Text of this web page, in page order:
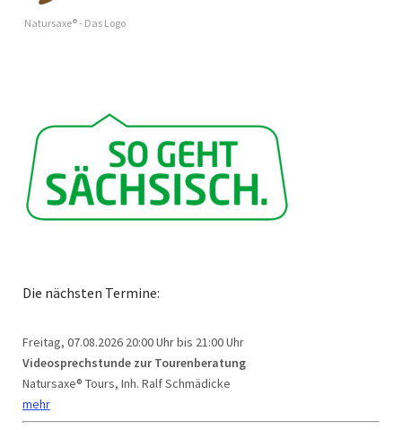
Natursaxe® - Das Logo
Die nächsten Termine:
Freitag, 07.08.2026 20:00 Uhr bis 21:00 Uhr
Videosprechstunde zur Tourenberatung
Natursaxe® Tours, Inh. Ralf Schmädicke
mehr